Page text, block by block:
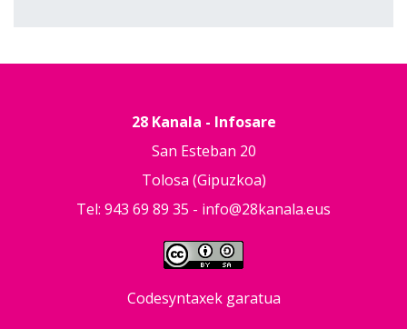
28 Kanala - Infosare
San Esteban 20
Tolosa (Gipuzkoa)
Tel: 943 69 89 35 - info@28kanala.eus
Codesyntaxek garatua